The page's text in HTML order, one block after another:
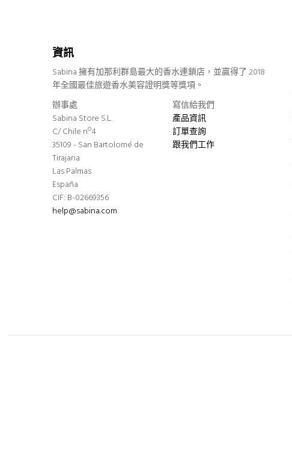
資訊
Sabina 擁有加那利群島最大的香水連鎖店，並贏得了 2018
年全國最佳旅遊香水美容證明獎等獎項。
辦事處
Sabina Store S.L.
C/ Chile nº4
35109 - San Bartolomé de
Tirajana
Las Palmas
España
CIF: B-02669356
help@sabina.com
寫信給我們
產品資訊
訂單查詢
跟我們工作